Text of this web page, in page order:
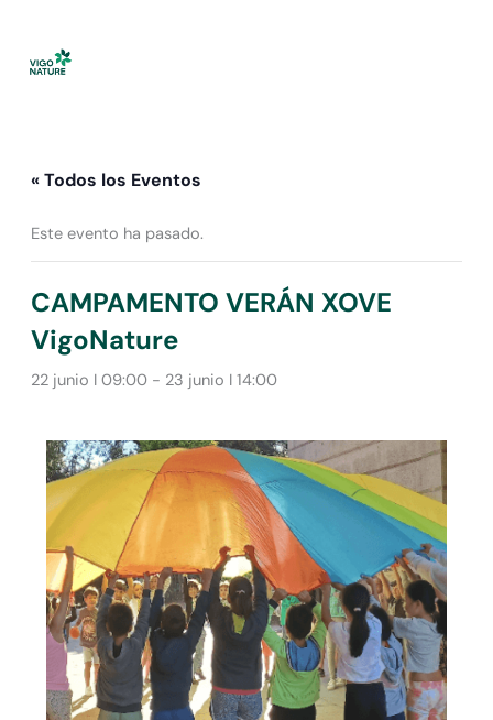
contenido
« Todos los Eventos
Este evento ha pasado.
CAMPAMENTO VERÁN XOVE
VigoNature
22 junio I 09:00- 23 junio I 14:00